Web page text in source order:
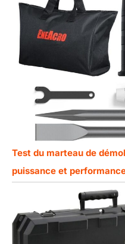
Test du marteau de
puissance et